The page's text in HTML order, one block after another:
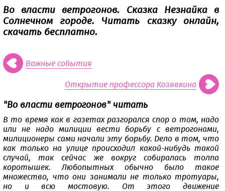
Во власти ветрогонов. Сказка Незнайка в
Солнечном городе. Читать сказку онлайн,
скачать бесплатно.
Важные события
Открытие профессора Козявкина
"Во власти ветрогонов" читать
В то время как в газетах разгорался спор о том, надо
или не надо милиции вести борьбу с ветрогонами,
милиционеры сами начали эту борьбу. Дело в том, что
как только на улице происходил какой-нибудь такой
случай, так сейчас же вокруг собиралась толпа
коротышек. Любопытных обычно было такое
множество, что они занимали не только тротуары,
но и всю мостовую. От этого движение